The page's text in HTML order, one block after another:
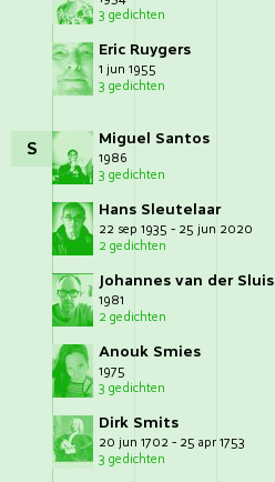
3 gedichten
Eric Ruygers
1 jun 1955
3 gedichten
S Miguel Santos
1986
3 gedichten
Hans Sleutelaar
22 sep 1935 - 25 jun 2020
2 gedichten
Johannes van der Sluis
1981
2 gedichten
Anouk Smies
1975
3 gedichten
Dirk Smits
20 jun 1702 - 25 apr 1753
3 gedichten